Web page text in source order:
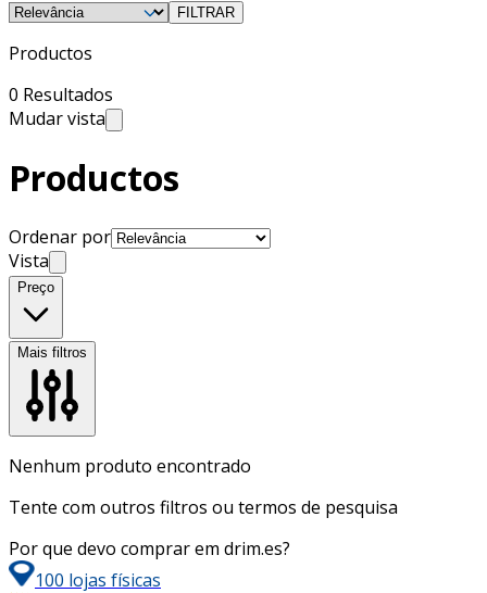
FILTRAR
Productos
0 Resultados
Mudar vista
Productos
Ordenar por
Vista
Preço
Mais filtros
Nenhum produto encontrado
Tente com outros filtros ou termos de pesquisa
Por que devo comprar em drim.es?
100 lojas físicas